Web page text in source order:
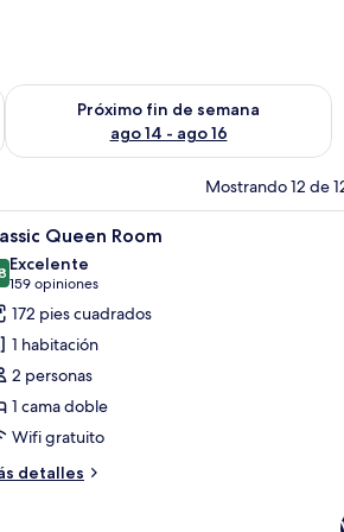
semana ago 7 - ago 9
Próximo fin de semana
ago 14 - ago 16
Consulta la disponibilidad para el
Mostrando 12 de
de madera.
un escritorio, una silla y un televisor en la
Habitación de
5 Queen Room
de 10
Excelente
159 opiniones
(159
opiniones)
172 pies cuadrados
1 habitación
2 personas
1 cama doble
Wifi gratuito
detalles